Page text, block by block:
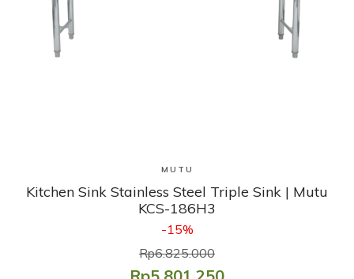
Lihat Produk
MUTU
Kitchen Sink Stainless Steel Triple Sink | Mutu
KCS-186H3
-15%
Rp6.825.000